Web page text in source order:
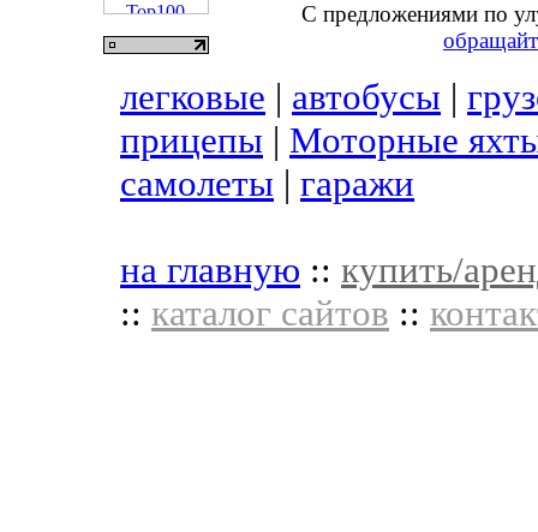
С предложениями по
легковые | автобусы |
прицепы | Моторные
самолеты | гаражи
на главную :: купить/
:: каталог сайтов ::